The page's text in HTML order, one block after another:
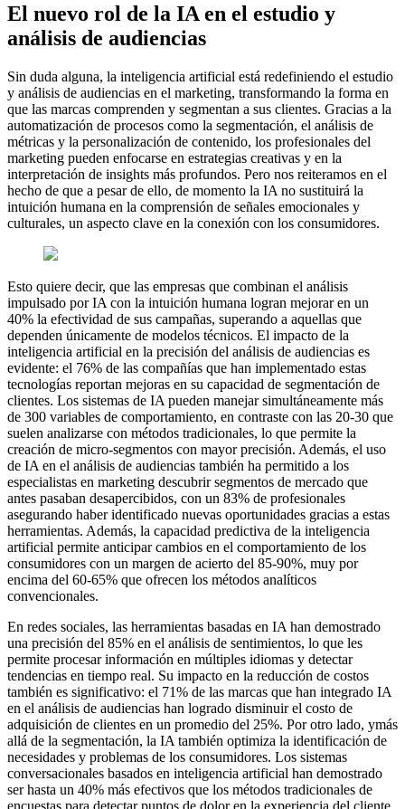
El nuevo rol de la IA en el estudio y
análisis de audiencias
Sin duda alguna, la inteligencia artificial está redefiniendo el estudio
y análisis de audiencias en el marketing, transformando la forma en
que las marcas comprenden y segmentan a sus clientes. Gracias a la
automatización de procesos como la segmentación, el análisis de
métricas y la personalización de contenido, los profesionales del
marketing pueden enfocarse en estrategias creativas y en la
interpretación de insights más profundos. Pero nos reiteramos en el
hecho de que a pesar de ello, de momento la IA no sustituirá la
intuición humana en la comprensión de señales emocionales y
culturales, un aspecto clave en la conexión con los consumidores.
Esto quiere decir, que las empresas que combinan el análisis
impulsado por IA con la intuición humana logran mejorar en un
40% la efectividad de sus campañas, superando a aquellas que
dependen únicamente de modelos técnicos. El impacto de la
inteligencia artificial en la precisión del análisis de audiencias es
evidente: el 76% de las compañías que han implementado estas
tecnologías reportan mejoras en su capacidad de segmentación de
clientes. Los sistemas de IA pueden manejar simultáneamente más
de 300 variables de comportamiento, en contraste con las 20-30 que
suelen analizarse con métodos tradicionales, lo que permite la
creación de micro-segmentos con mayor precisión. Además, el uso
de IA en el análisis de audiencias también ha permitido a los
especialistas en marketing descubrir segmentos de mercado que
antes pasaban desapercibidos, con un 83% de profesionales
asegurando haber identificado nuevas oportunidades gracias a estas
herramientas. Además, la capacidad predictiva de la inteligencia
artificial permite anticipar cambios en el comportamiento de los
consumidores con un margen de acierto del 85-90%, muy por
encima del 60-65% que ofrecen los métodos analíticos
convencionales.
En redes sociales, las herramientas basadas en IA han demostrado
una precisión del 85% en el análisis de sentimientos, lo que les
permite procesar información en múltiples idiomas y detectar
tendencias en tiempo real. Su impacto en la reducción de costos
también es significativo: el 71% de las marcas que han integrado IA
en el análisis de audiencias han logrado disminuir el costo de
adquisición de clientes en un promedio del 25%. Por otro lado, ymás
allá de la segmentación, la IA también optimiza la identificación de
necesidades y problemas de los consumidores. Los sistemas
conversacionales basados en inteligencia artificial han demostrado
ser hasta un 40% más efectivos que los métodos tradicionales de
encuestas para detectar puntos de dolor en la experiencia del cliente.